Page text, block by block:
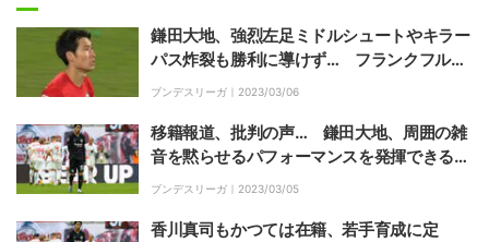
鎌田大地、強烈左足ミドルシュートやキラー
パス炸裂も勝利に導けず… フランクフル
ト、決着つかないまま痛み分けドロー
ブンデスリーガ｜ 2023/03/06
移籍報道、批判の声… 鎌田大地、周囲の雑
音を黙らせるパフォーマンスを発揮できる
か？ 欧州カップ戦出場権をめぐって大事
ブンデスリーガ｜ 2023/03/05
香川真司もかつては在籍、若手育成に定